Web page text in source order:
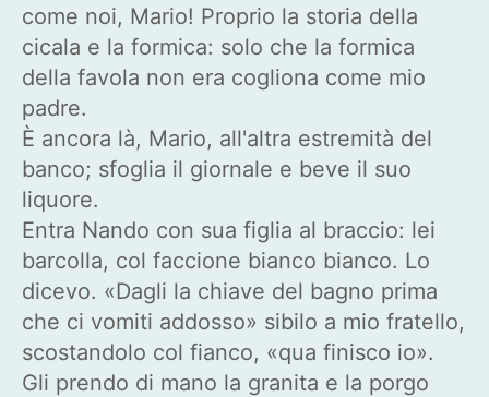
come noi, Mario! Proprio la storia della
cicala e la formica: solo che la formica
della favola non era cogliona come mio
padre.
È ancora là, Mario, all'altra estremità del
banco; sfoglia il giornale e beve il suo
liquore.
Entra Nando con sua figlia al braccio: lei
barcolla, col faccione bianco bianco. Lo
dicevo. «Dagli la chiave del bagno prima
che ci vomiti addosso» sibilo a mio fratello,
scostandolo col fianco, «qua finisco io».
Gli prendo di mano la granita e la porgo